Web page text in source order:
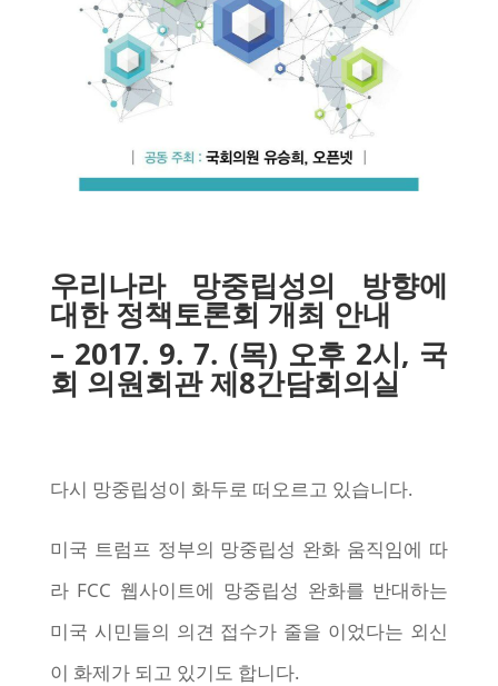
우리나라 망중립성의 방향에
대한 정책토론회 개최 안내
– 2017. 9. 7. (목) 오후 2시, 국
회 의원회관 제8간담회의실
다시 망중립성이 화두로 떠오르고 있습니다.
미국 트럼프 정부의 망중립성 완화 움직임에 따
라 FCC 웹사이트에 망중립성 완화를 반대하는
미국 시민들의 의견 접수가 줄을 이었다는 외신
이 화제가 되고 있기도 합니다.